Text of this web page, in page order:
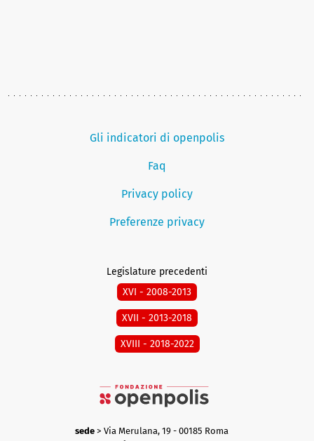
Gli indicatori di openpolis
Faq
Privacy policy
Preferenze privacy
Legislature precedenti
XVI - 2008-2013
XVII - 2013-2018
XVIII - 2018-2022
sede> Via Merulana, 19 - 00185 Roma